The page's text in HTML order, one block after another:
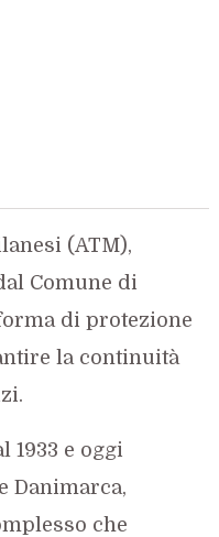
(ATM),
Comune di
di protezione
la continuità
1933 e oggi
Danimarca,
che